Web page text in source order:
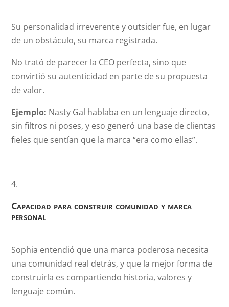
Su personalidad irreverente y outsider fue, en lugar
de un obstáculo, su marca registrada.
No trató de parecer la CEO perfecta, sino que
convirtió su autenticidad en parte de su propuesta
de valor.
Ejemplo: Nasty Gal hablaba en un lenguaje directo,
sin filtros ni poses, y eso generó una base de clientas
fieles que sentían que la marca “era como ellas”.
Capacidad para construir comunidad y marca
personal
Sophia entendió que una marca poderosa necesita
una comunidad real detrás, y que la mejor forma de
construirla es compartiendo historia, valores y
lenguaje común.